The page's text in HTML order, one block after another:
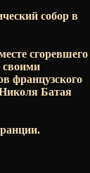
собор в
сгоревшего
своими
французского
Батая